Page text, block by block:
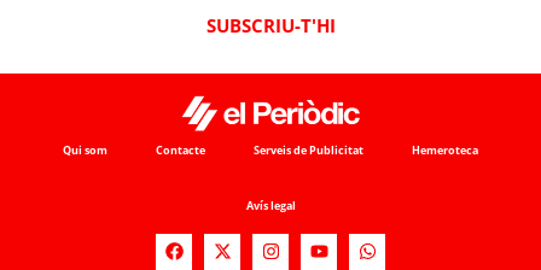
SUBSCRIU-T'HI
Qui som Contacte Serveis de Publicitat Hemeroteca
Avís legal